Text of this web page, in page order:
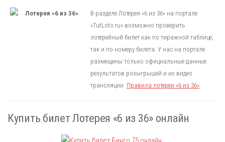
В разделе Лотерея «6 из 36» на портале
«TutLoto.ru» возможно проверить
лотерейный билет как по тиражной таблице,
так и по номеру билета. У нас на портале
размещены только официальные данные
результатов розыгрышей и их видео
трансляции. Правила лотереи «6 из 36».
Купить билет Лотерея «6 из 36» онлайн